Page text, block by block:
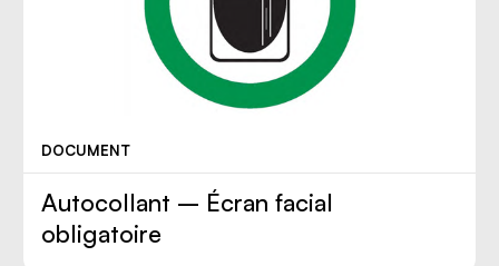
DOCUMENT
Autocollant – Écran facial
obligatoire